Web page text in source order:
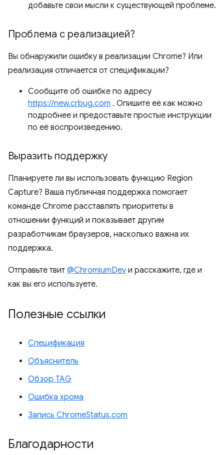
добавьте свои мысли к существующей проблеме.
Проблема с реализацией?
Вы обнаружили ошибку в реализации Chrome? Или
реализация отличается от спецификации?
Сообщите об ошибке по адресу
https://new.crbug.com . Опишите её как можно
подробнее и предоставьте простые инструкции
по её воспроизведению.
Выразить поддержку
Планируете ли вы использовать функцию Region
Capture? Ваша публичная поддержка помогает
команде Chrome расставлять приоритеты в
отношении функций и показывает другим
разработчикам браузеров, насколько важна их
поддержка.
Отправьте твит @ChromiumDev и расскажите, где и
как вы его используете.
Полезные ссылки
Спецификация
Объяснитель
Обзор TAG
Ошибка хрома
Запись ChromeStatus.com
Благодарности